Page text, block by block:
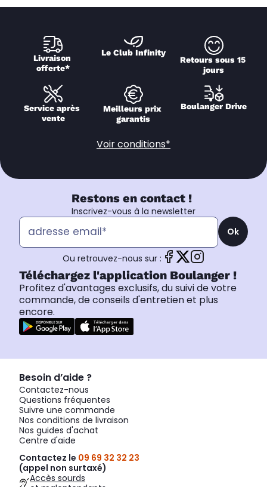
Livraison
offerte*
Le Club Infinity
Retours sous 15
jours
Service après
vente
Meilleurs prix
garantis
Boulanger Drive
Voir conditions*
Restons en contact !
Inscrivez-vous à la newsletter
Ok
Ou retrouvez-nous sur :
Téléchargez l'application Boulanger !
Profitez d'avantages exclusifs, du suivi de votre
commande, de conseils d'entretien et plus
encore.
Besoin d’aide ?
Contactez-nous
Questions fréquentes
Suivre une commande
Nos conditions de livraison
Nos guides d'achat
Centre d'aide
Contactez le 09 69 32 32 23
(appel non surtaxé)
Accès sourds